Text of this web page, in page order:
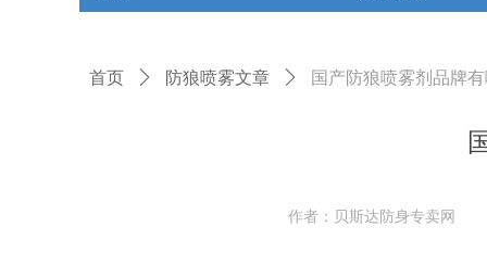
首页 ꄲ 防狼喷雾文章 ꄲ 国产防狼喷雾剂品牌
作者：贝斯达防身专卖网